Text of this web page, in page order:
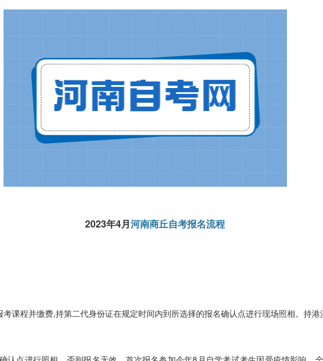
2023年4月河南商丘自考报名流程
程并缴费,持第二代身份证在规定时间内到所选择的报名确认点进行现场照相。持港